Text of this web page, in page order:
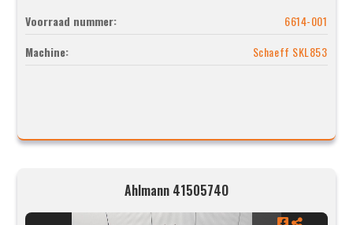
Voorraad nummer:
6614-001
Machine:
Schaeff SKL853
Ahlmann 4150574O